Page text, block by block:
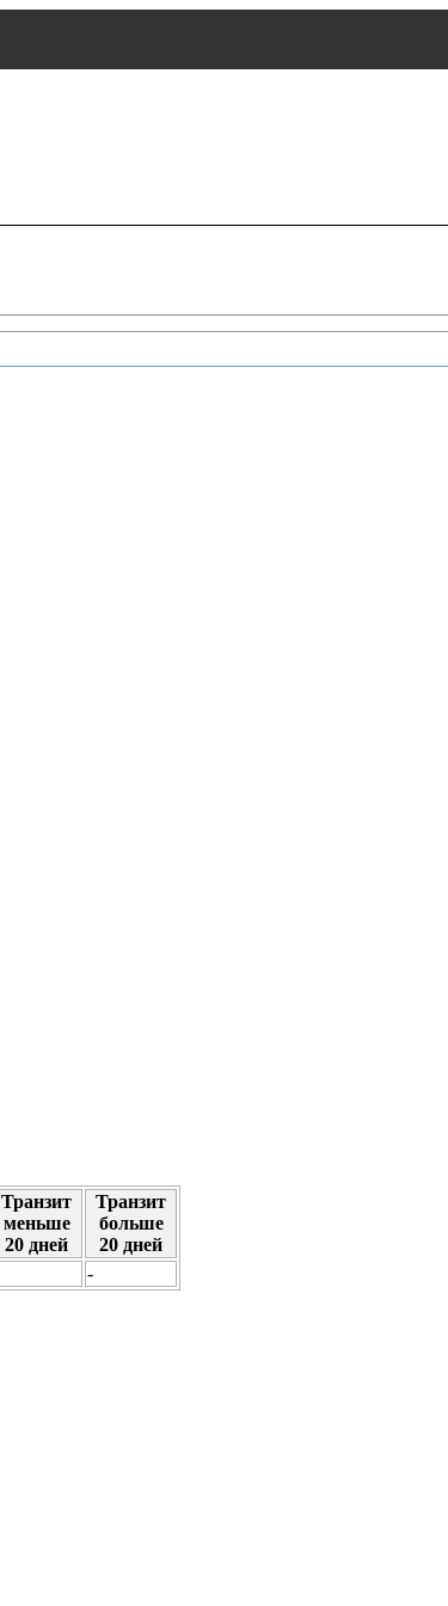
Транзит
меньше
20 дней
Транзит
больше
20 дней
-